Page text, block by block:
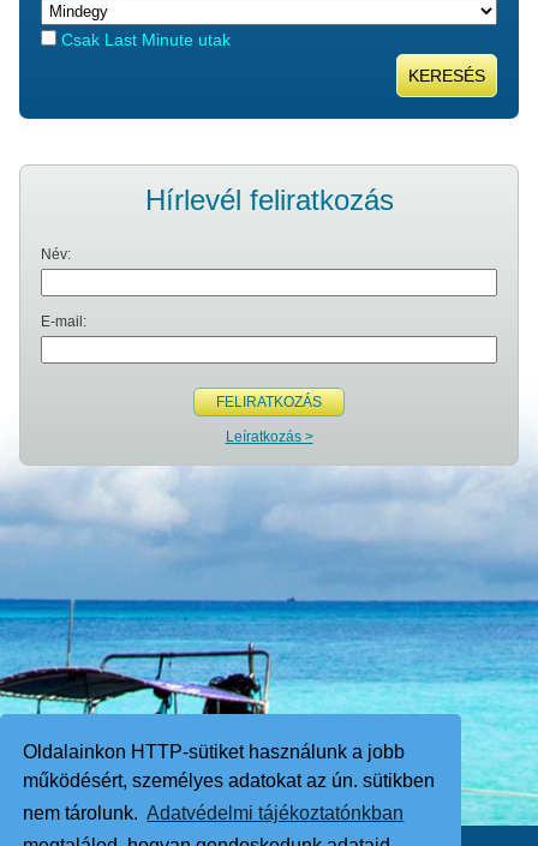
Oldalainkon HTTP-sütiket használunk a jobb
működésért, személyes adatokat az ún. sütikben
nem tárolunk. Adatvédelmi tájékoztatónkban
Csak Last Minute utak
KERESÉS
Hírlevél feliratkozás
Név:
E-mail:
FELIRATKOZÁS
Leíratkozás >